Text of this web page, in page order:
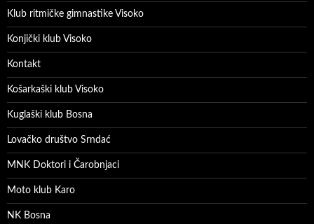
Klub ritmičke gimnastike Visoko
Konjički klub Visoko
Kontakt
Košarkaški klub Visoko
Kuglaški klub Bosna
Lovačko društvo Srndać
MNK Doktori i Čarobnjaci
Moto klub Karo
NK Bosna